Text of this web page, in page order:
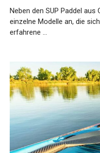
Neben den SUP Paddel
einzelne Modelle an, die
erfahrene …